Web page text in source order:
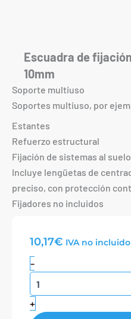
Escuadra de
10mm
Soporte multiuso
Soportes multiuso, por
Estantes
Refuerzo estructural
Fijación de sistemas al suelo
Incluye lengüetas de
preciso, con protección
Fijadores no incluidos
10,17€ IVA no incluido
-
de
fijación
40X160
CS10
+